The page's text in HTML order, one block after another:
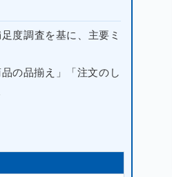
度調査を基に、主要ミ
の品揃え」「注文のし